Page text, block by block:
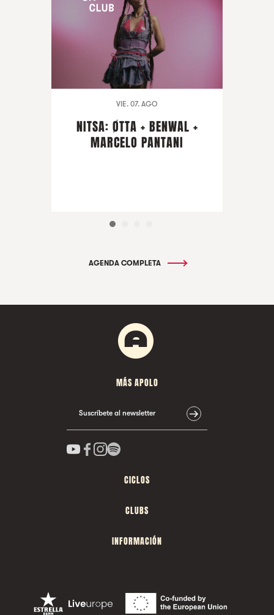
VIE. 07. AGO
NITSA: ØTTA + BENWAL +
MARCELO PANTANI
AGENDA COMPLETA
MÁS APOLO
Suscríbete al newsletter
CICLOS
CLUBS
INFORMACIÓN